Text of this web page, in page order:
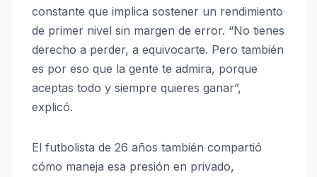
constante que implica sostener un rendimiento
de primer nivel sin margen de error. “No tienes
derecho a perder, a equivocarte. Pero también
es por eso que la gente te admira, porque
aceptas todo y siempre quieres ganar”,
explicó.
El futbolista de 26 años también compartió
cómo maneja esa presión en privado,